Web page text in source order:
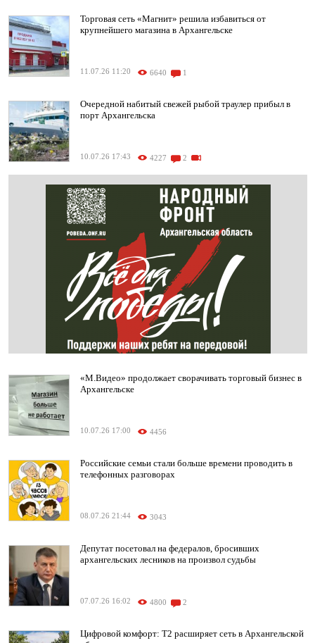
Торговая сеть «Магнит» решила избавиться от
крупнейшего магазина в Архангельске
11.07.26 11:20 6640 1
Очередной набитый свежей рыбой траулер прибыл в
порт Архангельска
10.07.26 17:43 4227 2
«М.Видео» продолжает сворачивать торговый бизнес в
Архангельске
10.07.26 17:00 4456
Российские семьи стали больше времени проводить в
телефонных разговорах
08.07.26 21:44 3043
Депутат посетовал на федералов, бросивших
архангельских лесников на произвол судьбы
07.07.26 16:02 4800 2
Цифровой комфорт: T2 расширяет сеть в Архангельской